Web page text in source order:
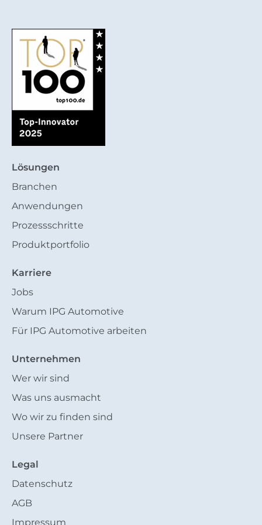
Lösungen
Branchen
Anwendungen
Prozessschritte
Produktportfolio
Karriere
Jobs
Warum IPG Automotive
Für IPG Automotive arbeiten
Unternehmen
Wer wir sind
Was uns ausmacht
Wo wir zu finden sind
Unsere Partner
Legal
Datenschutz
AGB
Impressum